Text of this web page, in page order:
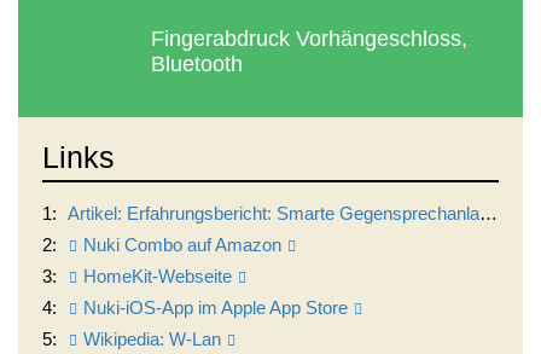
Fingerabdruck Vorhängeschloss,
Bluetooth
Links
1: Artikel: Erfahrungsbericht: Smarte Gegensprechanlage: nello one
2:
Nuki Combo auf Amazon
3:
HomeKit-Webseite
4:
Nuki-iOS-App im Apple App Store
5:
Wikipedia: W-Lan